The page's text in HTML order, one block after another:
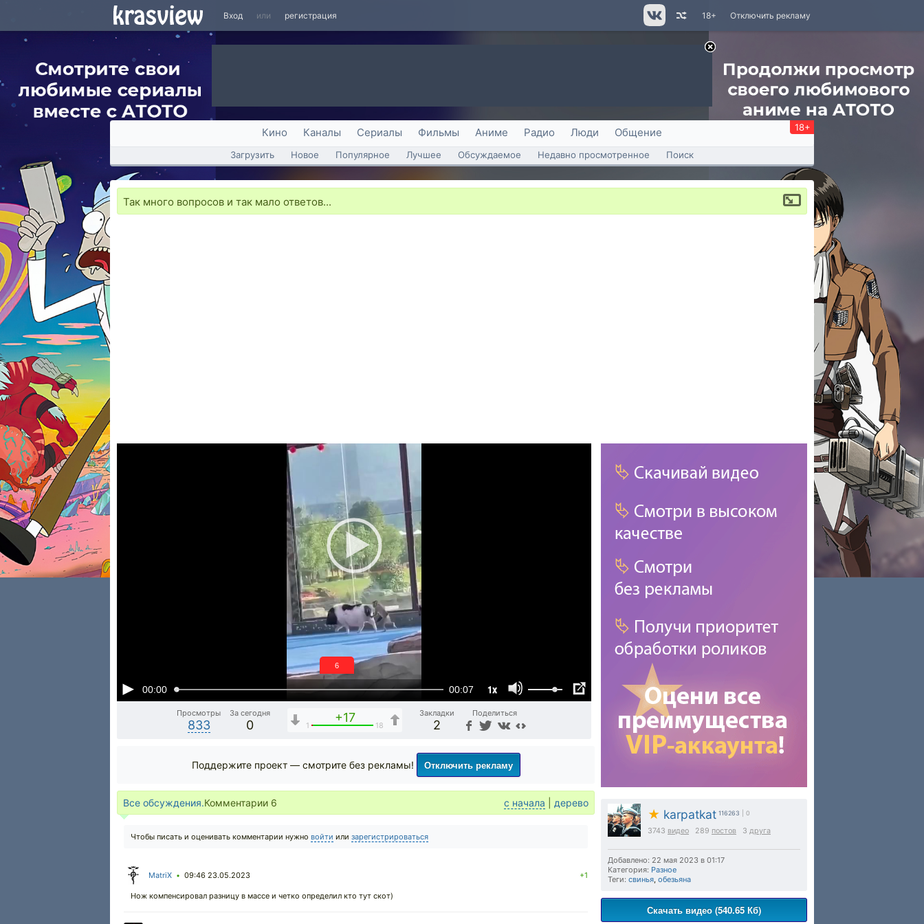
Вход или регистрация Отключить рекламу
18+
Кино Каналы Сериалы Фильмы Аниме Радио Люди Общение 18+
Загрузить Новое Популярное Лучшее Обсуждаемое Недавно просмотренное Поиск
Так много вопросов и так мало ответов...
00:00 00:07 1x
5
Просмотры
833
За сегодня
0
+17
1 18
Закладки
2
Поделиться
★ karpatkat 116263 | 0
3743 видео 289 постов 3 друга
Добавлено: 22 мая 2023 в 01:17
Категория: Разное
Теги: свинья, обезьяна
Скачать видео (540.65 Кб)
Поддержите проект — смотрите без рекламы! Отключить рекламу
Все обсуждения.Комментарии 6 с начала дерево
Чтобы писать и оценивать комментарии нужно войти или зарегистрироваться
MatriX • 09:46 23.05.2023 +1
Нож компенсировал разницу в массе и четко определил кто тут скот)